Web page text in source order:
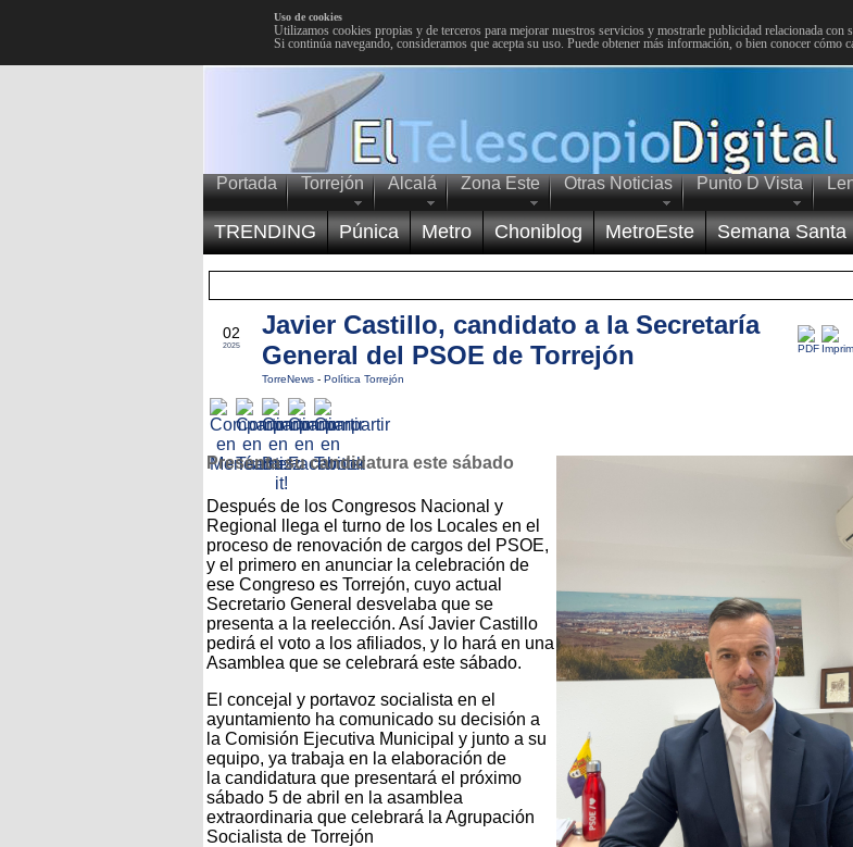
Uso de cookies
Utilizamos cookies propias y de terceros para mejorar nuestros servicios y mostrarle publicidad relacionada con
Si continúa navegando, consideramos que acepta su uso. Puede obtener más información, o bien conocer cómo
Portada Torrejón Alcalá Zona Este Otras Noticias Punto D Vista
TRENDING Púnica Metro Choniblog MetroEste Semana Santa
02
2025
Javier Castillo, candidato a la Secretaría
General del PSOE de Torrejón
TorreNews - Política Torrejón
Presenta su candidatura este sábado
Después de los Congresos Nacional y
Regional llega el turno de los Locales en el
proceso de renovación de cargos del PSOE,
y el primero en anunciar la celebración de
ese Congreso es Torrejón, cuyo actual
Secretario General desvelaba que se
presenta a la reelección. Así Javier Castillo
pedirá el voto a los afiliados, y lo hará en una
Asamblea que se celebrará este sábado.
El concejal y portavoz socialista en el
ayuntamiento ha comunicado su decisión a
la Comisión Ejecutiva Municipal y junto a su
equipo, ya trabaja en la elaboración de
la candidatura que presentará el próximo
sábado 5 de abril en la asamblea
extraordinaria que celebrará la Agrupación
Socialista de Torrejón